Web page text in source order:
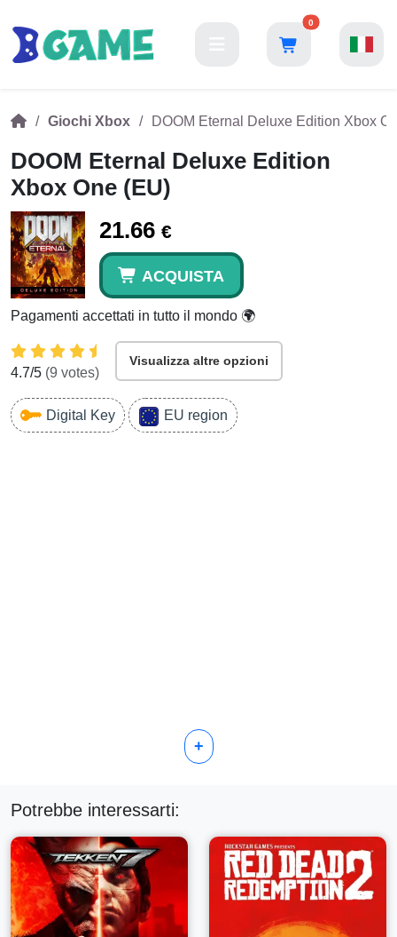
0
Giochi Xbox DOOM Eternal Deluxe Edition Xbox
DOOM Eternal Deluxe Edition
Xbox One (EU)
21.66 €
ACQUISTA
Pagamenti accettati in tutto il mondo 🌍
4.7/5 (9 votes)
Visualizza altre opzioni
Digital Key EU region
+
Potrebbe interessarti: